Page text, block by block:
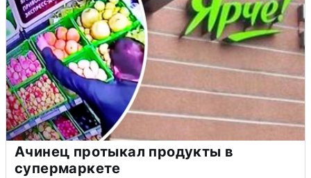
Ачинец протыкал продукты в
супермаркете